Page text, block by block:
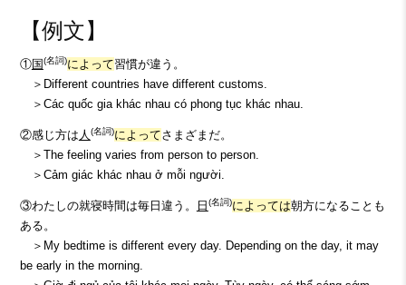
【例文】
①国(名詞)によって習慣が違う。
＞Different countries have different customs.
＞Các quốc gia khác nhau có phong tục khác nhau.
②感じ方は 人(名詞)によってさまざまだ。
＞The feeling varies from person to person.
＞Cảm giác khác nhau ở mỗi người.
③わたしの就寝時間は毎日違う。 日 (名詞)によっては朝方になることも
ある。
＞My bedtime is different every day. Depending on the day, it may
be early in the morning.